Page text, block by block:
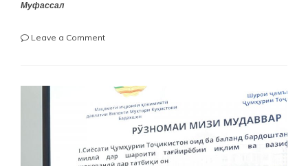
Муфассал
Leave a Commenton
СТРАДАНИЙ
К
ЕДИНСТВУ
РАЗВИТИЮ:
НА